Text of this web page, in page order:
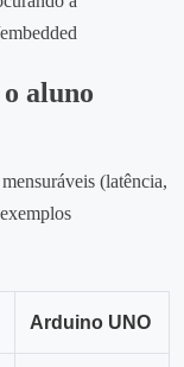
aluno
(latência,
Arduino UNO